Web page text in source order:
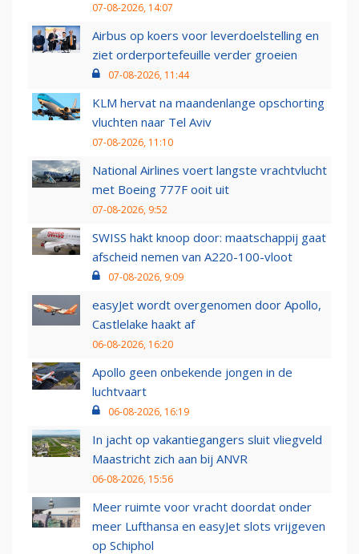
07-08-2026, 14:07
Airbus op koers voor leverdoelstelling en
ziet orderportefeuille verder groeien
07-08-2026, 11:44
KLM hervat na maandenlange opschorting
vluchten naar Tel Aviv
07-08-2026, 11:10
National Airlines voert langste vrachtvlucht
met Boeing 777F ooit uit
07-08-2026, 9:52
SWISS hakt knoop door: maatschappij gaat
afscheid nemen van A220-100-vloot
07-08-2026, 9:09
easyJet wordt overgenomen door Apollo,
Castlelake haakt af
06-08-2026, 16:20
Apollo geen onbekende jongen in de
luchtvaart
06-08-2026, 16:19
In jacht op vakantiegangers sluit vliegveld
Maastricht zich aan bij ANVR
06-08-2026, 15:56
Meer ruimte voor vracht doordat onder
meer Lufthansa en easyJet slots vrijgeven
op Schiphol